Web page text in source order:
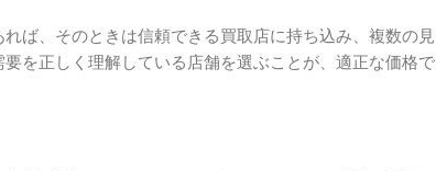
ば、そのときは信頼できる買取店に持ち込み、複数の見
を正しく理解している店舗を選ぶことが、適正な価格で